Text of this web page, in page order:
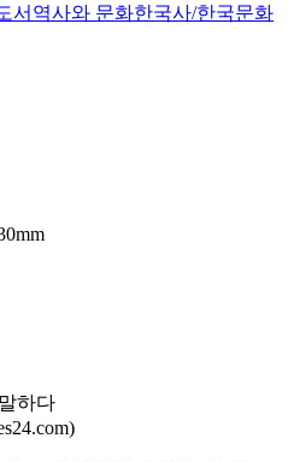
서 역사와 문화한국사/한국문화
하다